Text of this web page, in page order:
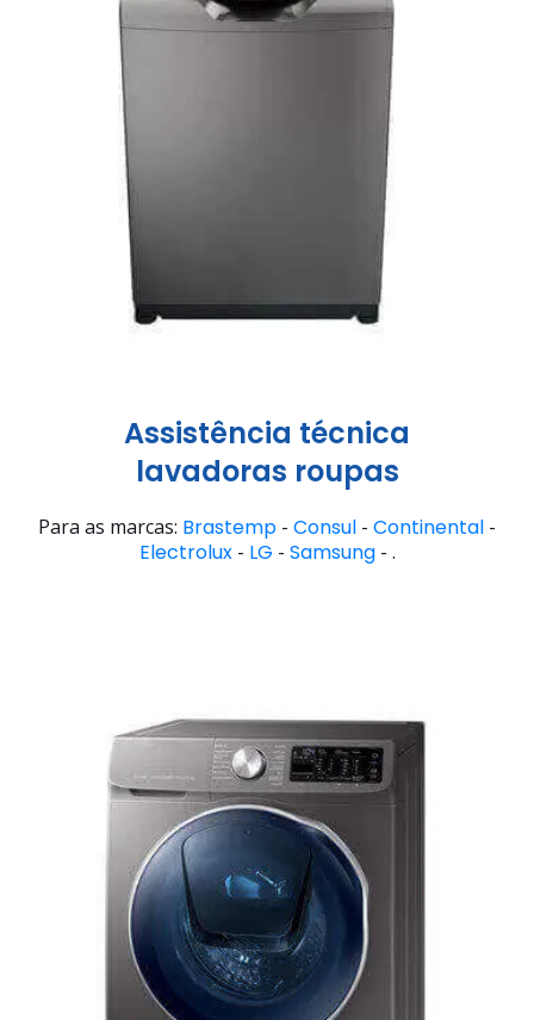
Assistência técnica
lavadoras roupas
Para as marcas: Brastemp - Consul - Continental -
Electrolux- LG - Samsung- .